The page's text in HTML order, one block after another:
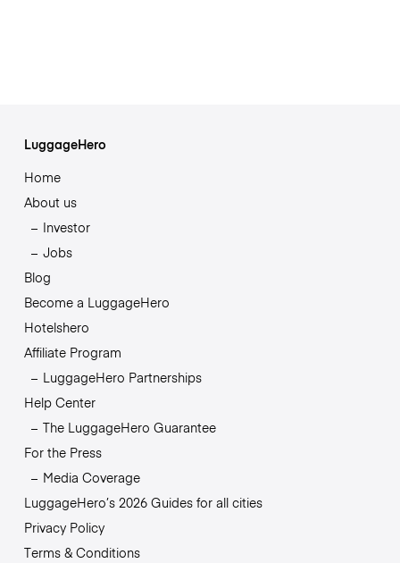
LuggageHero
Home
About us
Investor
Jobs
Blog
Become a LuggageHero
Hotelshero
Affiliate Program
LuggageHero Partnerships
Help Center
The LuggageHero Guarantee
For the Press
Media Coverage
LuggageHero’s 2026 Guides for all cities
Privacy Policy
Terms & Conditions